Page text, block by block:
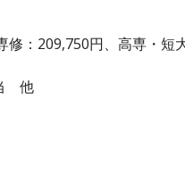
209,750円、高専・短
他